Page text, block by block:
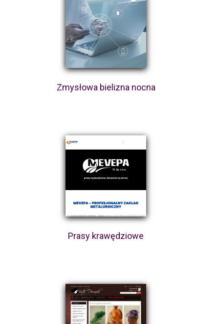
Zmysłowa bielizna nocna
Prasy krawędziowe